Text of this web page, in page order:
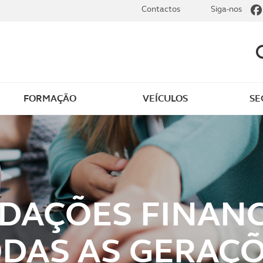
Clássicos
Notícias do clube
Golfe
Revista ACP Edição
FORMAÇÃO VEÍCULOS
Contactos Siga-nos
AS